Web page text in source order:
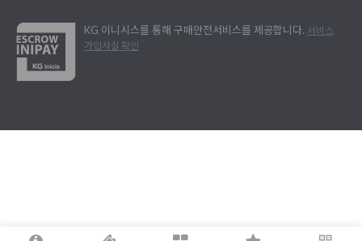
KG 이니시스를 통해 구매안전서비스를 제공합니다. 서비스
가입사실 확인